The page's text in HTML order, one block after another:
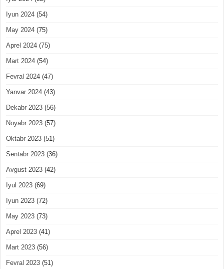
Iyun 2024 (54)
May 2024 (75)
Aprel 2024 (75)
Mart 2024 (54)
Fevral 2024 (47)
Yanvar 2024 (43)
Dekabr 2023 (56)
Noyabr 2023 (57)
Oktabr 2023 (51)
Sentabr 2023 (36)
Avgust 2023 (42)
Iyul 2023 (69)
Iyun 2023 (72)
May 2023 (73)
Aprel 2023 (41)
Mart 2023 (56)
Fevral 2023 (51)